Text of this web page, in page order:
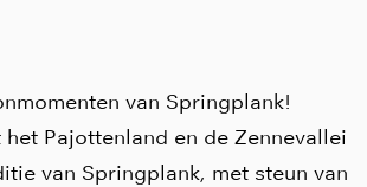
van Springplank!
Pajottenland en de Zennevallei
van Springplank, met steun van